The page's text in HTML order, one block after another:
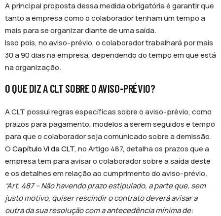
A principal proposta dessa medida obrigatória é garantir que
tanto a empresa como o colaborador tenham um tempo a
mais para se organizar diante de uma saída.
Isso pois, no aviso-prévio, o colaborador trabalhará por mais
30 a 90 dias na empresa, dependendo do tempo em que está
na organização.
O QUE DIZ A CLT SOBRE O AVISO-PRÉVIO?
A CLT possui regras específicas sobre o aviso-prévio, como
prazos para pagamento, modelos a serem seguidos e tempo
para que o colaborador seja comunicado sobre a demissão.
OCapítulo VI da CLT, no Artigo 487, detalha os prazos que a
empresa tem para avisar o colaborador sobre a saída deste
e os detalhes em relação ao cumprimento do aviso-prévio.
“Art. 487 – Não havendo prazo estipulado, a parte que, sem
justo motivo, quiser rescindir o contrato deverá avisar a
outra da sua resolução com a antecedência mínima de: